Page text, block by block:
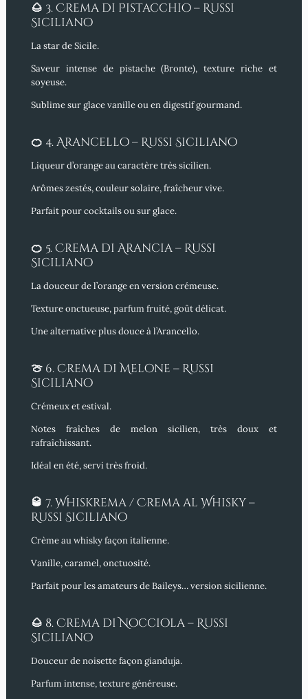
🌰 3. Crema di Pistacchio – Russi
Siciliano
La star de Sicile.
Saveur intense de pistache (Bronte), texture riche et
soyeuse.
Sublimesur glace vanille ou en digestif gourmand.
🍊 4. Arancello – Russi Siciliano
Liqueur d’orange au caractère très sicilien.
Arômes zestés, couleur solaire, fraîcheur vive.
Parfaitpour cocktails ou sur glace.
🍊 5. Crema di Arancia – Russi
Siciliano
La douceur de l’orange en version crémeuse.
Texture onctueuse, parfum fruité, goût délicat.
Une alternativeplus douce à l’Arancello.
🍈 6. Crema di Melone – Russi
Siciliano
Crémeux et estival.
Notes fraîches de melon sicilien, très doux et
rafraîchissant.
Idéal en été, servi très froid.
🥃 7. Whiskrema / Crema al Whisky –
Russi Siciliano
Crème au whisky façon italienne.
Vanille, caramel, onctuosité.
Parfaitpour les amateurs de Baileys… version sicilienne.
🌰 8. Crema di Nocciola – Russi
Siciliano
Douceur de noisette façon gianduja.
Parfum intense, texture généreuse.